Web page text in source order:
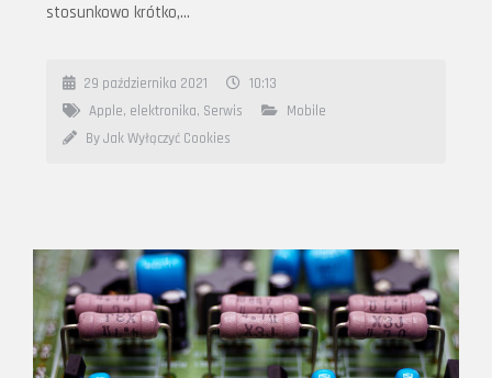
stosunkowo krótko,…
29 października 2021
10:13
Apple, elektronika, Serwis
Mobile
By Jak Wyłączyć Cookies